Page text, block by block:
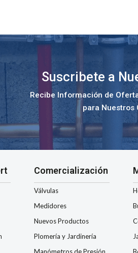
Suscribete a
Recibe Información de
para Nuestros
Comercialización
Válvulas
Medidores
Nuevos Productos
Plomería y Jardinería